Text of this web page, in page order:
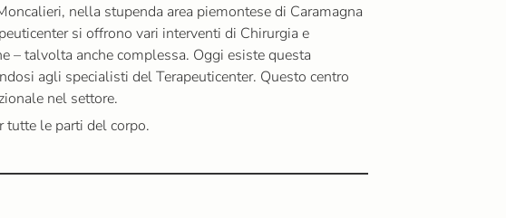
nella stupenda area piemontese di Caramagna
si offrono vari interventi di Chirurgia e
– talvolta anche complessa. Oggi esiste questa
agli specialisti del Terapeuticenter. Questo centro
nel settore.
tutte le parti del corpo.